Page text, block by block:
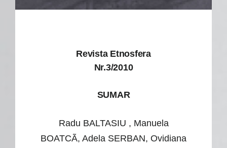
Revista Etnosfera
Nr.3/2010
SUMAR
Radu BALTASIU , Manuela
BOATCÃ, Adela SERBAN, Ovidiana